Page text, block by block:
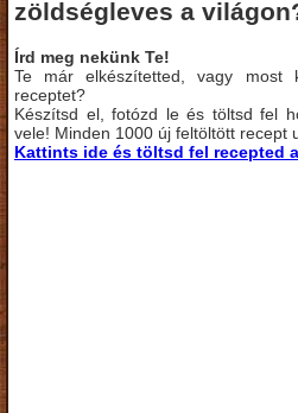
zöldségleves a
Írd meg nekünk Te!
Te már elkészítetted, vagy most
receptet?
Készítsd el, fotózd le és töltsd fel
vele! Minden 1000 új feltöltött recept
Kattints ide és töltsd fel recepted